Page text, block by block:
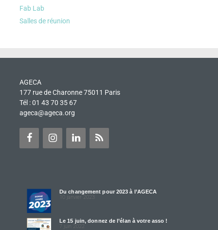
Fab Lab
Salles de réunion
AGECA
177 rue de Charonne 75011 Paris
Tél : 01 43 70 35 67
ageca@ageca.org
Du changement pour 2023 à l’AGECA
10 janvier 2023
Le 15 juin, donnez de l’élan à votre asso !
7 juin 2022